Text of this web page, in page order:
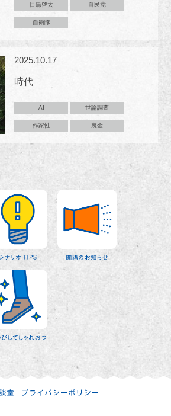
目黒啓太 自民党
自衛隊
2025.10.17
時代
AI 世論調査
作家性 裏金